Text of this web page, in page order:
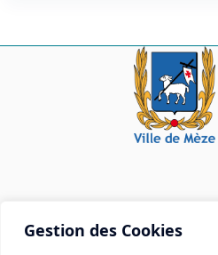
Gestion des Cookies
Mairie de Mèze